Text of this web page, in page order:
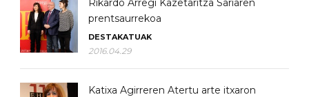
Rikardo Arregi Kazetaritza Sariaren
prentsaurrekoa
DESTAKATUAK
2016.04.29
Katixa Agirreren Atertu arte itxaron